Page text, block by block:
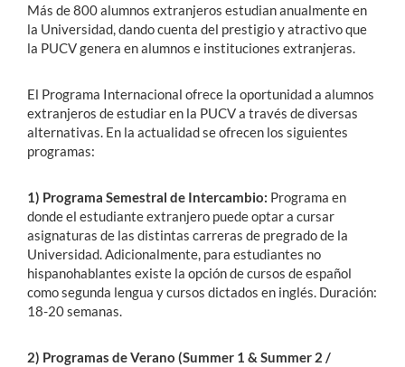
Más de 800 alumnos extranjeros estudian anualmente en
la Universidad, dando cuenta del prestigio y atractivo que
la PUCV genera en alumnos e instituciones extranjeras.
El Programa Internacional ofrece la oportunidad a alumnos
extranjeros de estudiar en la PUCV a través de diversas
alternativas. En la actualidad se ofrecen los siguientes
programas:
1) Programa Semestral de Intercambio: Programa en
donde el estudiante extranjero puede optar a cursar
asignaturas de las distintas carreras de pregrado de la
Universidad. Adicionalmente, para estudiantes no
hispanohablantes existe la opción de cursos de español
como segunda lengua y cursos dictados en inglés. Duración:
18-20 semanas.
2) Programas de Verano (Summer 1 & Summer 2 /